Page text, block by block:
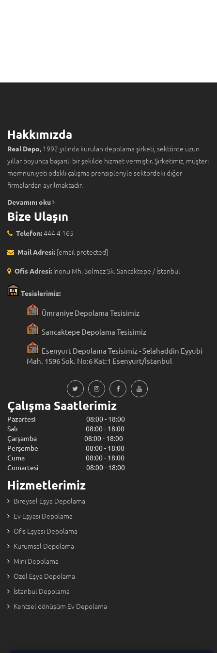
Hakkımızda
Real Depo, 1992 yılında kurulan depolama şirketi, sektörde uzun
yıllar boyunca başarılı bir şekilde hizmet vermiştir. Şirketimiz, müşteri
memnuniyeti odaklı çalışma prensipleriyle sektördeki diğer
firmalardan ayrılmaktadır.
Devamını oku
Bize Ulaşın
Telefon:444 4 165
Mail Adresi: [email protected]
Ofis Adresi: İnönü Mh. Solmaz Sk. Sancaktepe / İstanbul
Tesislerimiz:
Ümraniye Depolama Tesisimiz
Sancaktepe Depolama Tesisimiz
Esenyurt Depolama Tesisimiz - Selahaddin Eyyubi
Mah. 1596 Sok. No:6 Kat:1 Esenyurt/İstanbul
Çalışma Saatlerimiz
Pazartesi 08:00 - 18:00
Salı 08:00 - 18:00
Çarşamba 08:00 - 18:00
Perşembe 08:00 - 18:00
Cuma 08:00 - 18:00
Cumartesi 08:00 - 18:00
Hizmetlerimiz
Bireysel Eşya Depolama
Ev Eşyası Depolama
Ofis Eşyası Depolama
Kurumsal Depolama
Mini Depolama
Özel Eşya Depolama
İstanbul Depolama
Kentsel dönüşüm Ev Depolama